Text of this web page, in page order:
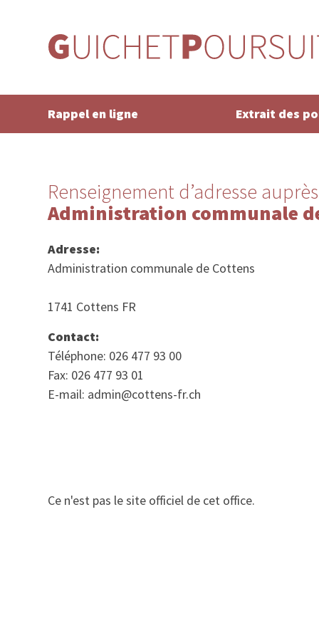
Rappel en ligne Extrait des
Renseignement d’adresse
Administration communale
Adresse:
Administration communale de Cottens
1741 Cottens FR
Contact:
Téléphone: 026 477 93 00
Fax: 026 477 93 01
E-mail: admin@cottens-fr.ch
Ce n'est pas le site officiel de cet office.